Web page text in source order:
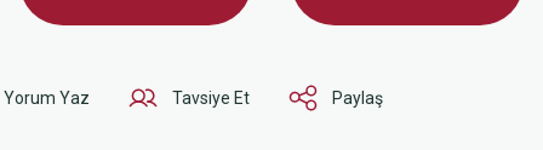
Yorum Yaz Tavsiye Et Paylaş